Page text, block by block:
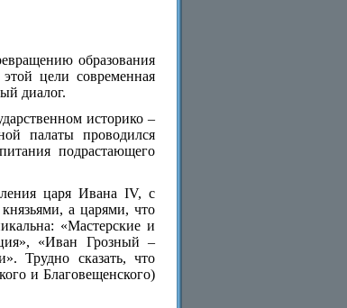
образования
цели современная
диалог.
историко –
палаты проводился
подрастающего
царя Ивана IV, с
а царями, что
«Мастерские и
«Иван Грозный –
Трудно сказать, что
и Благовещенского)